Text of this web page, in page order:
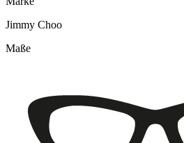
Jimmy Choo
Maße